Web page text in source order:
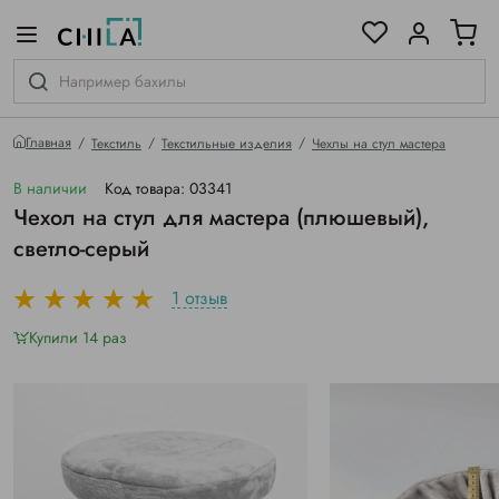
Главная Текстиль Текстильные изделия Чехлы на стул мастера
В наличии Код товара: 03341
Чехол на стул для мастера (плюшевый),
светло-серый
1 отзыв
Купили 14 раз
гамме